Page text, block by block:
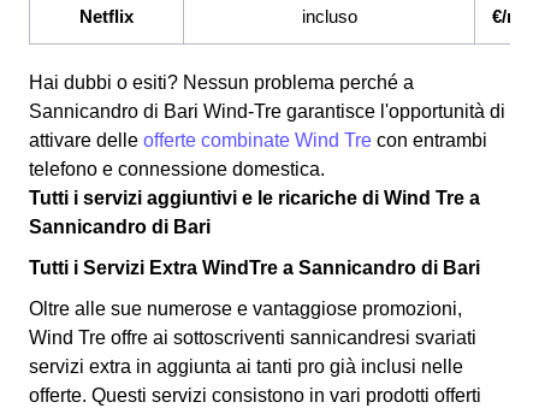
Netflix
incluso
€/
Hai dubbi o esiti? Nessun problema perché a
Sannicandro di Bari Wind-Tre garantisce l'opportunità di
attivare delle offerte combinate Wind Tre con entrambi
telefono e connessione domestica.
Tutti i servizi aggiuntivi e le ricariche di Wind Tre a
Sannicandro di Bari
Tutti i Servizi Extra WindTre a Sannicandro di Bari
Oltre alle sue numerose e vantaggiose promozioni,
Wind Tre offre ai sottoscriventi sannicandresi svariati
servizi extra in aggiunta ai tanti pro già inclusi nelle
offerte. Questi servizi consistono in vari prodotti offerti